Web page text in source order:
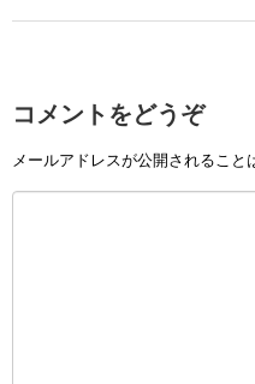
コメントをどうぞ
メールアドレスが公開されること